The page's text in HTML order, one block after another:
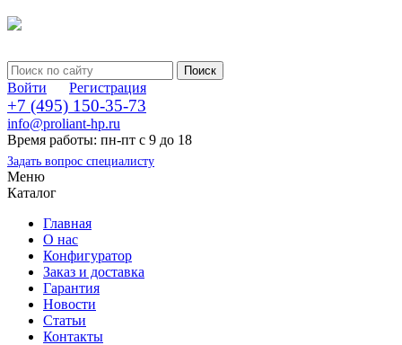
Войти Регистрация
+7 (495) 150-35-73
info@proliant-hp.ru
Время работы: пн-пт с 9 до 18
Задать вопрос специалисту
Меню
Каталог
Главная
О нас
Конфигуратор
Заказ и доставка
Гарантия
Новости
Статьи
Контакты